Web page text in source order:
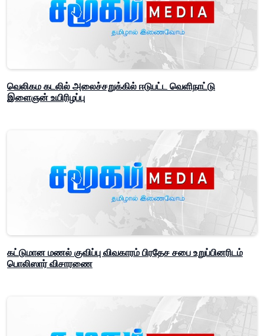
வெலிகம கடலில் அலைச்சறுக்கில் ஈடுபட்ட வெளிநாட்டு
இளைஞன் உயிரிழப்பு
கட்டுமான மணல் குவிப்பு விவகாரம் பிரதேச சபை உறுப்பினரிடம்
பொலிஸார் விசாரணை